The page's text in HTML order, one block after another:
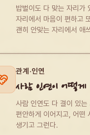
밥벌이도 다 맞는 자리가
자리에서 마음이 편하고
괜히 안맞는 자리에서 애
관계·인연
사람 인연이 어떻게
사람 인연도 다 결이 있
편안하게 이어지고, 어떤
생기고 그런다.